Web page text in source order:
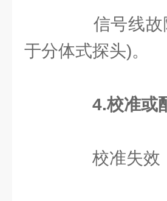
信号线故
于分体式探头)。
4.校准或
校准失效：